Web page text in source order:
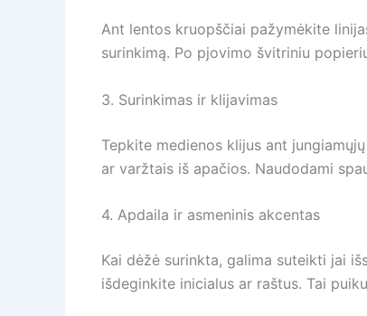
Ant lentos kruopščiai pažymėkite
surinkimą. Po pjovimo švitriniu
3. Surinkimas ir klijavimas
Tepkite medienos klijus ant
ar varžtais iš apačios. Naudodami
4. Apdaila ir asmeninis akcentas
Kai dėžė surinkta, galima suteikti jai
išdeginkite inicialus ar raštus. Tai